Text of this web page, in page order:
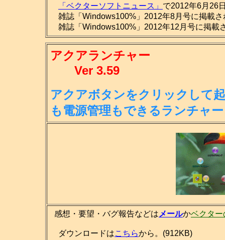
「ベクターソフトニュース」 で2012年6月26
雑誌「Windows100%」2012年8月号に掲載さ
雑誌「Windows100%」2012年12月号に掲載
アクアランチャー
Ver 3.59
アクアボタンをクリックして
も電源管理もできるランチャー
感想・要望・バグ報告などは メールかベクター
ダウンロードはこちらから。(912KB)